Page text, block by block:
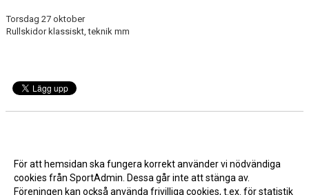
Torsdag 27 oktober
Rullskidor klassiskt, teknik mm
Härlig skidkväll 2023-11-14 20:07
Träningschema gul grupp 2023-09-20 20:46
För att hemsidan ska fungera korrekt använder vi nödvändiga
cookies från SportAdmin. Dessa går inte att stänga av.
Föreningen kan också använda frivilliga cookies, t.ex. för statistik